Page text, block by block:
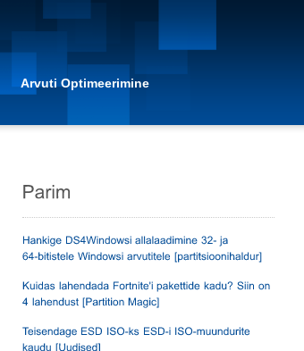
Arvuti Optimeerimine